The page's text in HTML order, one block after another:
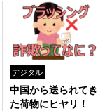
デジタル
中国から送られてき
た荷物にヒヤリ！